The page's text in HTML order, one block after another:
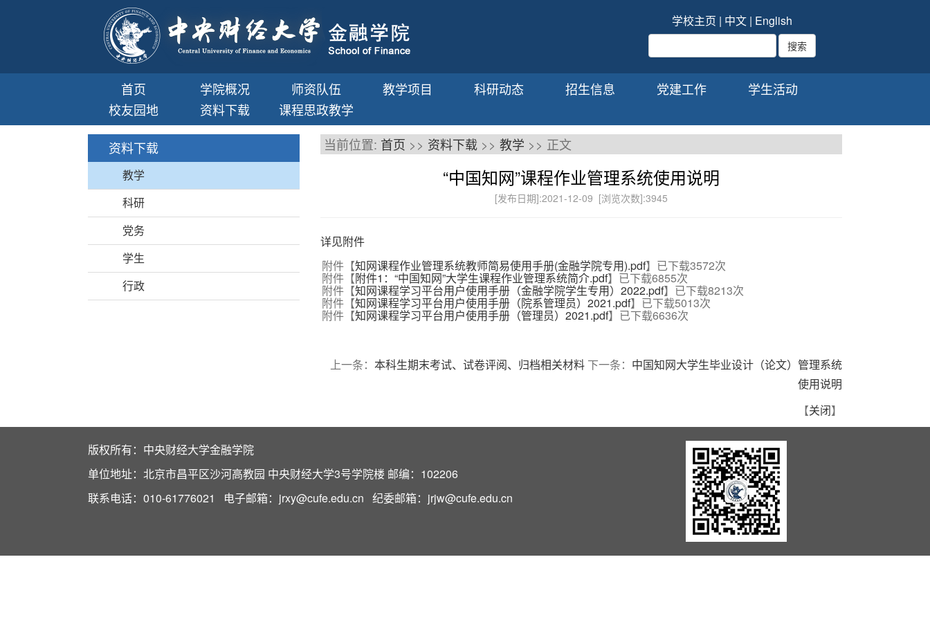
学校主页 | 中文 | English
首页 学院概况 师资队伍 教学项目 科研动态 招生信息 党建工作
学生活动
校友园地
资料下载 课程思政教学
资料下载
教学
科研
党务
学生
行政
当前位置: 首页 >> 资料下载 >> 教学 >> 正文
“中国知网”课程作业管理系统使用说明
[发布日期]:2021-12-09 [浏览次数]:3945
详见附件
附件【知网课程作业管理系统教师简易使用手册(金融学院专用).pdf】已下载3572次
附件【附件1：“中国知网”大学生课程作业管理系统简介.pdf】已下载6855次
附件【知网课程学习平台用户使用手册（金融学院学生专用）2022.pdf】已下载8213次
附件【知网课程学习平台用户使用手册（院系管理员）2021.pdf】已下载5013次
附件【知网课程学习平台用户使用手册（管理员）2021.pdf】已下载6636次
上一条： 本科生期末考试、试卷评阅、归档相关材料 下一条： 中国知网大学生毕业设计（论文）管理系统
使用说明
【关闭】
版权所有：中央财经大学金融学院
单位地址：北京市昌平区沙河高教园 中央财经大学3号学院楼 邮编：102206
联系电话：010-61776021 电子邮箱：jrxy@cufe.edu.cn 纪委邮箱：jrjw@cufe.edu.cn